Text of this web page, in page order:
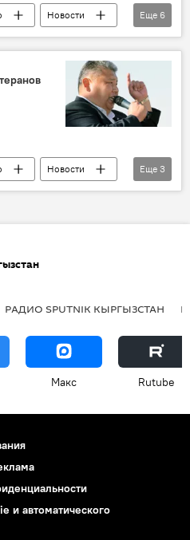
Новости
года
Еще 6
Новости
гибель
Еще 3
РАДИО SPUTNIK КЫРГЫЗСТАН
Макс Rutube
и автоматического